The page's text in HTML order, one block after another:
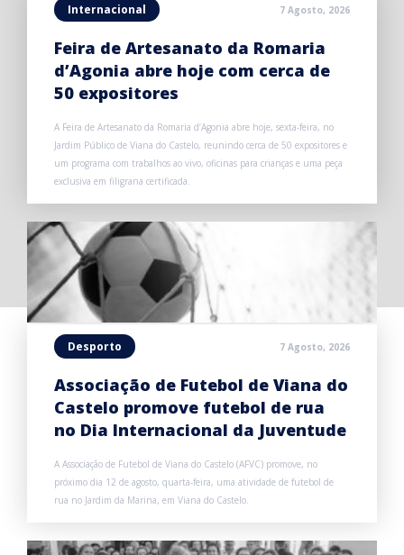
Internacional 7 Agosto, 2026
Feira de Artesanato da Romaria
d’Agonia abre hoje com cerca de
50 expositores
A Feira de Artesanato da Romaria d’Agonia abre hoje, sexta-feira, no
Jardim Público de Viana do Castelo, reunindo cerca de 50 expositores e
um programa com trabalhos ao vivo, oficinas para crianças e uma peça
exclusiva em filigrana certificada.
Desporto 7 Agosto, 2026
Associação de Futebol de Viana do
Castelo promove futebol de rua
no Dia Internacional da Juventude
A Associação de Futebol de Viana do Castelo (AFVC) promove, no
próximo dia 12 de agosto, quarta-feira, uma atividade de futebol de
rua no Jardim da Marina, em Viana do Castelo.